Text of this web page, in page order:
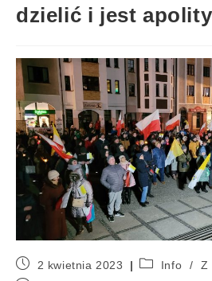
dzielić i jest
2 kwietnia 2023 Info /
Z